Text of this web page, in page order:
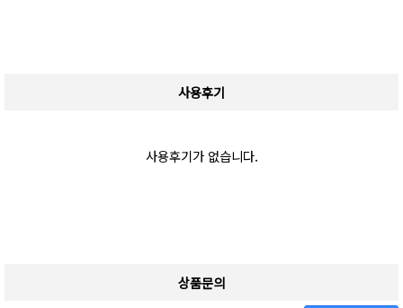
사용후기
사용후기가 없습니다.
상품문의